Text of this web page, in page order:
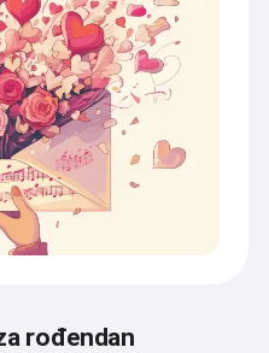
rođendan